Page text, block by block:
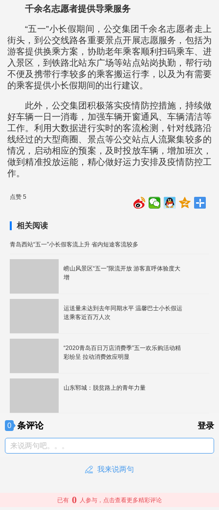
千余名志愿者提供导乘服务
“五一”小长假期间，公交集团千余名志愿者走上
街头，到公交线路各重要景点开展志愿服务，包括为
游客提供换乘方案，协助老年乘客顺利扫码乘车、进
入景区，到铁路北站东广场等站点站岗执勤，帮行动
不便及携带行李较多的乘客搬运行李，以及为有需要
的乘客提供小长假期间的出行建议。
此外，公交集团积极落实疫情防控措施，持续做
好车辆一日一消毒，加强车辆开窗通风、车辆清洁等
工作。利用大数据进行实时的客流检测，针对线路沿
线经过的大型商圈、景点等公交站点人流聚集较多的
情况，启动相应的预案，及时投放车辆，增加班次，
做到精准投放运能，精心做好运力安排及疫情防控工
作。
点赞 5
相关阅读
青岛西站“五一”小长假客流上升 省内短途客流较多
崂山风景区“五一”限流开放 游客直呼体验度大
增
运送量未达到去年同期水平 温馨巴士小长假运
送乘客近百万人次
“2020青岛百日万店消费季”五一欢乐购活动精
彩纷呈 拉动消费效应明显
山东郓城：脱贫路上的青年力量
0 条评论 登录
来说两句吧。。。
我来说两句
已有 0 人参与，点击查看更多精彩评论